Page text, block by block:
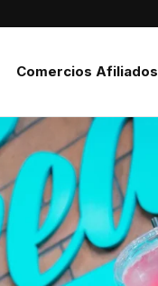
Comercios Afiliados